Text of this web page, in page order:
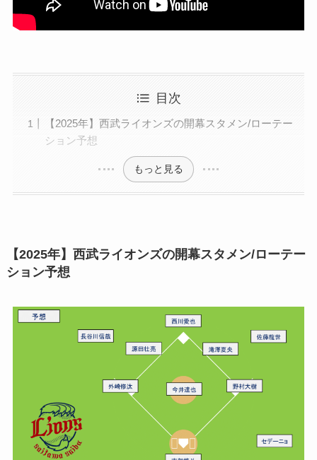
目次
【2025年】西武ライオンズの開幕スタメン/ローテー
ション予想
もっと見る
【2025年】西武ライオンズの開幕スタメン/ローテー
ション予想